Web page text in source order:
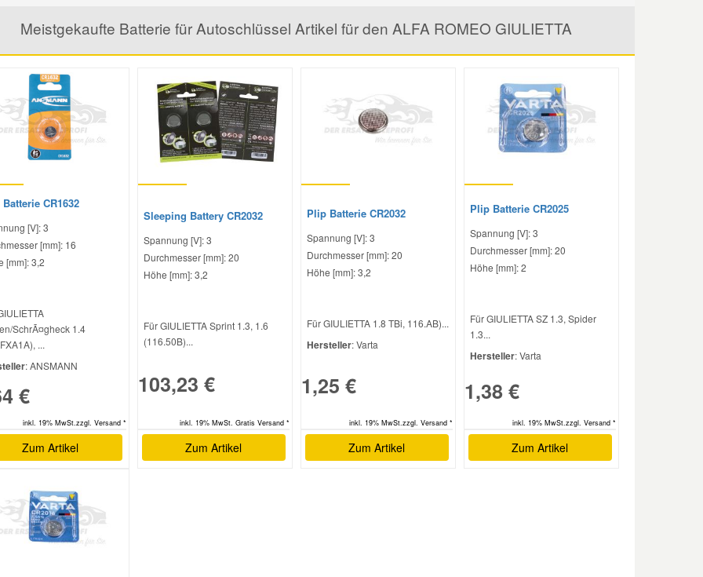
Meistgekaufte Batterie für Autoschlüssel Artikel für den ALFA ROMEO GIULIETTA
CR1632
[V]: 3
[mm]: 16
[mm]: 3,2
SchrÃ¤gheck 1.4
...
: ANSMANN
€
inkl. 19% MwSt.zzgl. Versand *
Zum Artikel
Sleeping Battery CR2032
Spannung [V]: 3
Durchmesser [mm]: 20
Höhe [mm]: 3,2
Für GIULIETTA Sprint 1.3, 1.6
(116.50B)...
103,23 €
inkl. 19% MwSt. Gratis Versand *
Zum Artikel
Plip Batterie CR2032
Spannung [V]: 3
Durchmesser [mm]: 20
Höhe [mm]: 3,2
Für GIULIETTA 1.8 TBi, 116.AB)...
Hersteller: Varta
1,25 €
inkl. 19% MwSt.zzgl. Versand *
Zum Artikel
Plip Batterie CR2025
Spannung [V]: 3
Durchmesser [mm]: 20
Höhe [mm]: 2
Für GIULIETTA SZ 1.3, Spider
1.3...
Hersteller: Varta
1,38 €
inkl. 19% MwSt.zzgl. Versand *
Zum Artikel